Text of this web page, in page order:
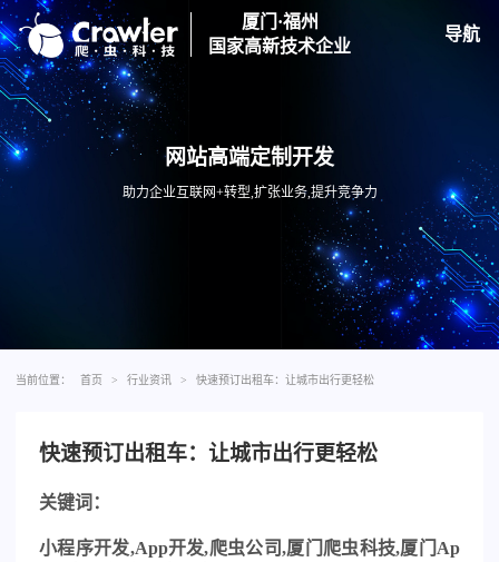
厦门·福州
国家高新技术企业
导航
网站高端定制开发
助力企业互联网+转型,扩张业务,提升竞争力
当前位置： 首页 > 行业资讯 > 快速预订出租车：让城市出行更轻松
快速预订出租车：让城市出行更轻松
关键词：
小程序开发,App开发,爬虫公司,厦门爬虫科技,厦门 Ap